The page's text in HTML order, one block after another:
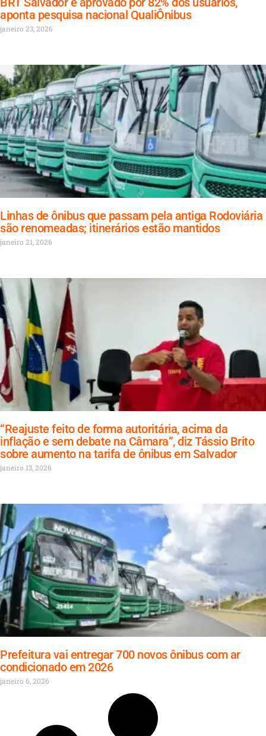
aponta pesquisa nacional QualiÔnibus
janeiro 23, 2026
Linhas de ônibus que passam pela antiga Rodoviária
são renomeadas; itinerários estão mantidos
janeiro 21, 2026
“Reajuste feito de forma autoritária, acima da
inflação e sem debate na Câmara”, diz Tássio Brito
sobre aumento na tarifa de ônibus em Salvador
janeiro 13, 2026
Prefeitura vai entregar 700 novos ônibus com ar
condicionado em 2026
janeiro 6, 2026